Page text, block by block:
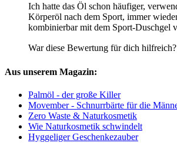
Ich hatte das Öl schon häufiger,
Körperöl nach dem Sport, immer
kombinierbar mit dem Sport-Duschgel
War diese Bewertung für dich hilfreich?
Aus unserem Magazin:
Palmöl - der große Killer
Movember - Schnurrbärte für die
Zero Waste & Naturkosmetik
Wie Naturkosmetik schwindelt
Hyggeliger Geschenkezauber